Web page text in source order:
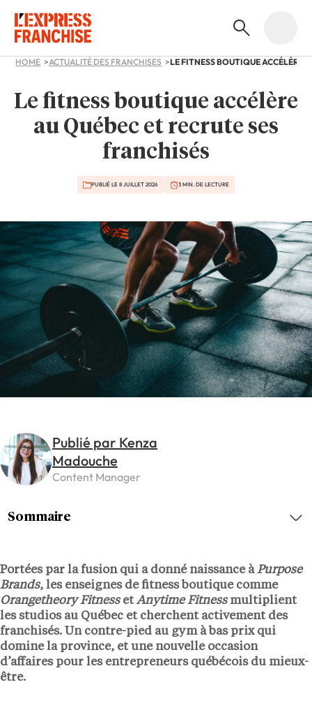
HOME ACTUALITÉ DES FRANCHISES
Le fitness boutique accélère
au Québec et recrute ses
franchisés
PUBLIÉ LE 8 JUILLET 2026 3 MIN. DE LECTURE
Publié par Kenza
Madouche
Content Manager
Portées par la fusion qui a donné naissance àPurpose
Brands, les enseignes de fitness boutique comme
Orangetheory FitnessetAnytime Fitnessmultiplient
les studios au Québec et cherchent activement des
franchisés. Un contre-pied au gym à bas prix qui
domine la province, et une nouvelle occasion
d’affaires pour les entrepreneurs québécois du mieux-
être.
Sommaire